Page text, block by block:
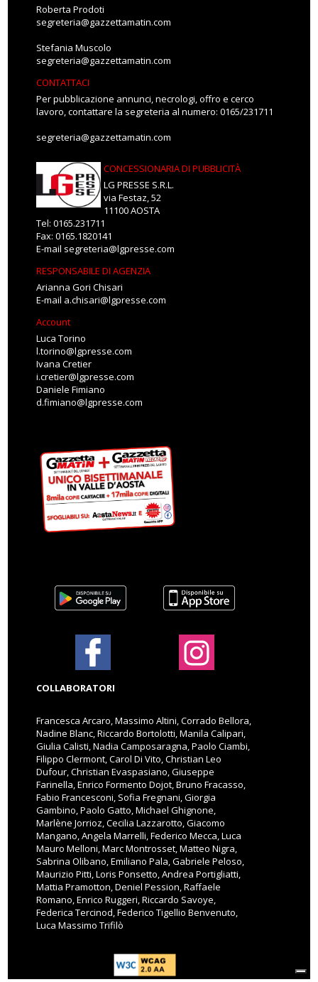
Roberta Prodoti
segreteria@gazzettamatin.com
Stefania Muscolo
segreteria@gazzettamatin.com
CONTATTACI
Per pubblicazione annunci, necrologi, offro e cerco
lavoro, contattare la segreteria al numero: 0165/231711
segreteria@gazzettamatin.com
CONCESSIONARIA DI PUBBLICITÀ
LG PRESSE S.R.L.
via Festaz, 52
11100 AOSTA
Tel: 0165.231711
Fax: 0165.1820141
E-mail segreteria@lgpresse.com
RESPONSABILE DI AGENZIA
Arianna Gori Chisari
E-mail a.chisari@lgpresse.com
Account
Luca Torino
l.torino@lgpresse.com
Ivana Cretier
i.cretier@lgpresse.com
Daniele Fimiano
d.fimiano@lgpresse.com
COLLABORATORI
Francesca Arcaro, Massimo Altini, Corrado Bellora,
Nadine Blanc, Riccardo Bortolotti, Manila Calipari,
Giulia Calisti, Nadia Camposaragna, Paolo Ciambi,
Filippo Clermont, Carol Di Vito, Christian Leo
Dufour, Christian Evaspasiano, Giuseppe
Farinella, Enrico Formento Dojot, Bruno Fracasso,
Fabio Francesconi, Sofia Fregnani, Giorgia
Gambino, Paolo Gatto, Michael Ghignone,
Marlène Jorrioz, Cecilia Lazzarotto, Giacomo
Mangano, Angela Marrelli, Federico Mecca, Luca
Mauro Melloni, Marc Montrosset, Matteo Nigra,
Sabrina Olibano, Emiliano Pala, Gabriele Peloso,
Maurizio Pitti, Loris Ponsetto, Andrea Portigliatti,
Mattia Pramotton, Deniel Pession, Raffaele
Romano, Enrico Ruggeri, Riccardo Savoye,
Federica Tercinod, Federico Tigellio Benvenuto,
Luca Massimo Trifilò